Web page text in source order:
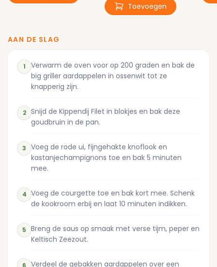
Toevoegen
AAN DE SLAG
1
Verwarm de oven voor op 200 graden en bak de
big griller aardappelen in ossenwit tot ze
knapperig zijn.
2
Snijd de Kippendij Filet in blokjes en bak deze
goudbruin in de pan.
3
Voeg de rode ui, fijngehakte knoflook en
kastanjechampignons toe en bak 5 minuten
mee.
4 Voeg de courgette toe en bak kort mee. Schenk
de kookroom erbij en laat 10 minuten indikken.
5
Breng de saus op smaak met verse tijm, peper en
Keltisch Zeezout.
6 Verdeel de gebakken aardappelen over een